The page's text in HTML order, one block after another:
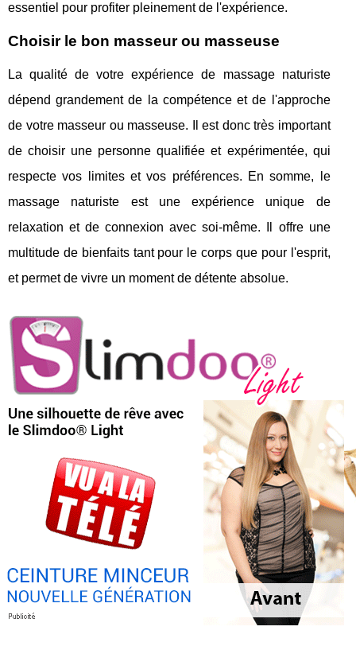
essentiel pour profiter pleinement de l'expérience.
Choisir le bon masseur ou masseuse
La qualité de votre expérience de massage naturiste
dépend grandement de la compétence et de l'approche
de votre masseur ou masseuse. Il est donc très important
de choisir une personne qualifiée et expérimentée, qui
respecte vos limites et vos préférences. En somme, le
massage naturiste est une expérience unique de
relaxation et de connexion avec soi-même. Il offre une
multitude de bienfaits tant pour le corps que pour l'esprit,
et permet de vivre un moment de détente absolue.